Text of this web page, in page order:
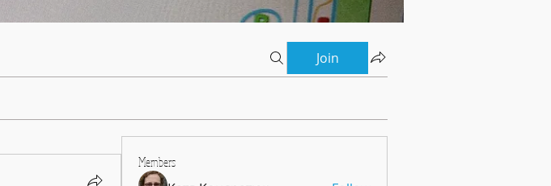
Join
Members